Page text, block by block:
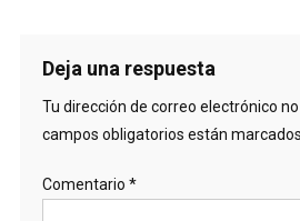
Deja una respuesta
Tu dirección de correo electrónico
campos obligatorios están
Comentario *